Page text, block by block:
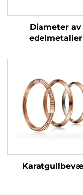
Diameter av
edelmetaller